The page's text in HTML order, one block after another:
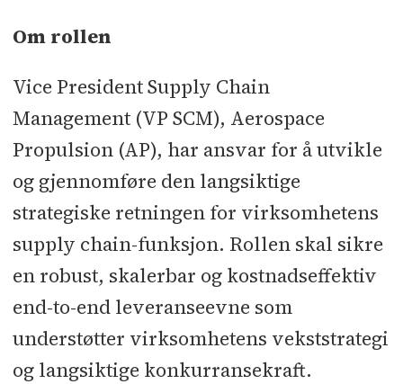
Om rollen
Vice President Supply Chain
Management (VP SCM), Aerospace
Propulsion (AP), har ansvar for å utvikle
og gjennomføre den langsiktige
strategiske retningen for virksomhetens
supply chain-funksjon. Rollen skal sikre
en robust, skalerbar og kostnadseffektiv
end-to-end leveranseevne som
understøtter virksomhetens vekststrategi
og langsiktige konkurransekraft.